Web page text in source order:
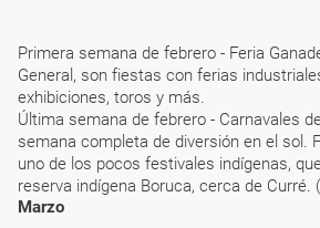
Primera semana de febrero - Feria
General, son fiestas con ferias
exhibiciones, toros y más.
Última semana de febrero - Carnavales
semana completa de diversión en el sol.
uno de los pocos festivales indígenas,
reserva indígena Boruca, cerca de Curré.
Marzo